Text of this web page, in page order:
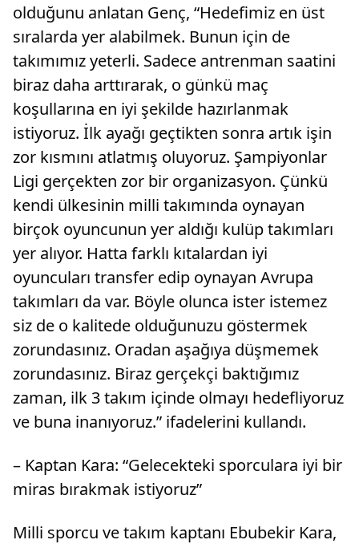
olduğunu anlatan Genç, “Hedefimiz en üst
sıralarda yer alabilmek. Bunun için de
takımımız yeterli. Sadece antrenman saatini
biraz daha arttırarak, o günkü maç
koşullarına en iyi şekilde hazırlanmak
istiyoruz. İlk ayağı geçtikten sonra artık işin
zor kısmını atlatmış oluyoruz. Şampiyonlar
Ligi gerçekten zor bir organizasyon. Çünkü
kendi ülkesinin milli takımında oynayan
birçok oyuncunun yer aldığı kulüp takımları
yer alıyor. Hatta farklı kıtalardan iyi
oyuncuları transfer edip oynayan Avrupa
takımları da var. Böyle olunca ister istemez
siz de o kalitede olduğunuzu göstermek
zorundasınız. Oradan aşağıya düşmemek
zorundasınız. Biraz gerçekçi baktığımız
zaman, ilk 3 takım içinde olmayı hedefliyoruz
ve buna inanıyoruz.” ifadelerini kullandı.
– Kaptan Kara: “Gelecekteki sporculara iyi bir
miras bırakmak istiyoruz”
Milli sporcu ve takım kaptanı Ebubekir Kara,